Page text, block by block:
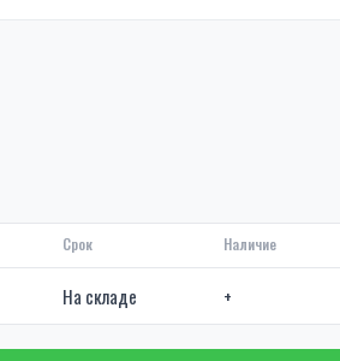
Срок Наличие
На складе +